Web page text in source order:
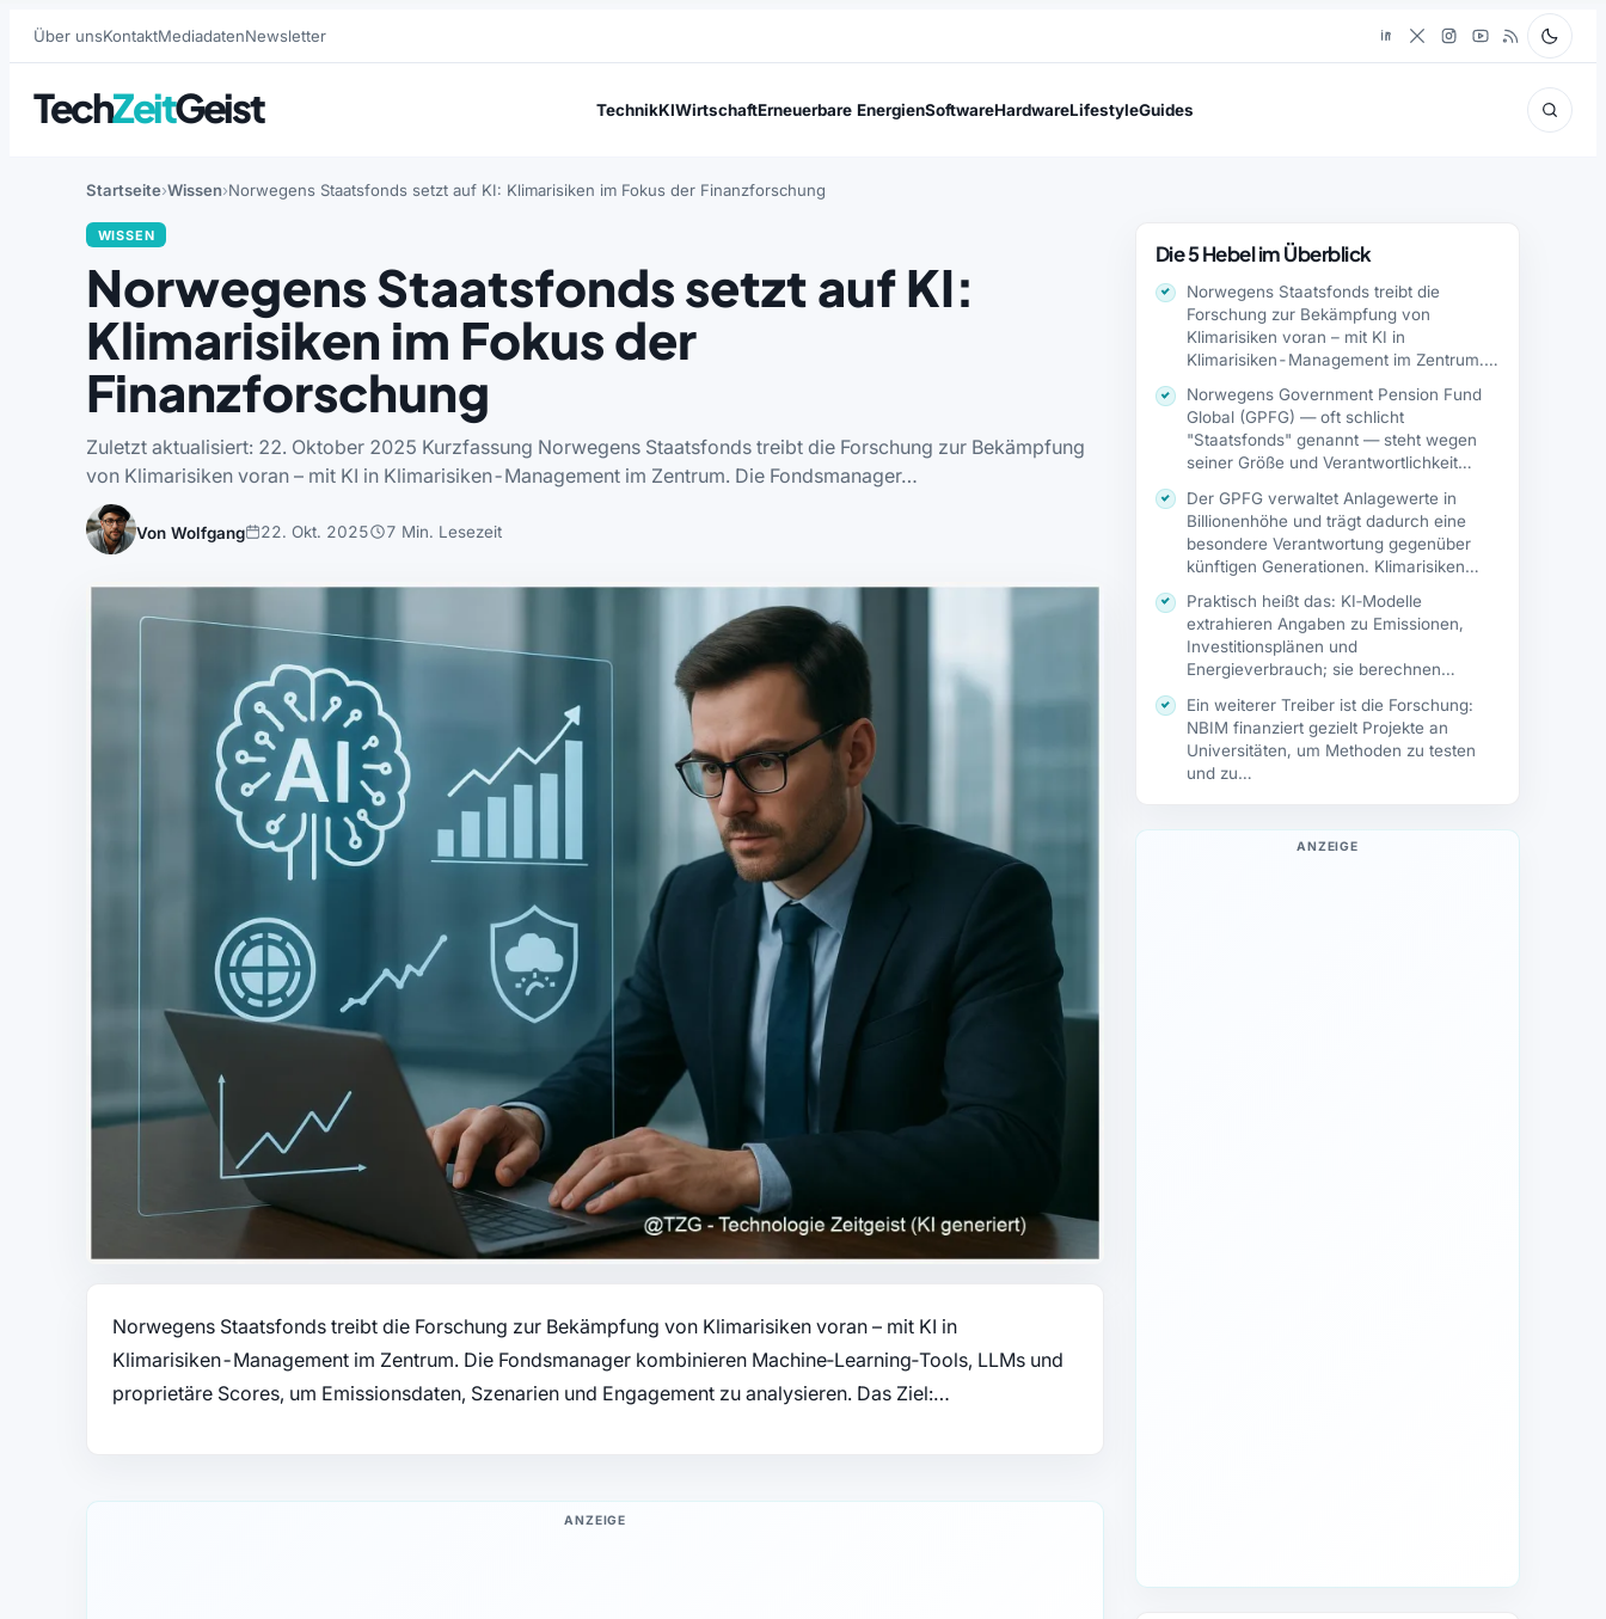
Über unsKontaktMediadatenNewsletter
TechZeitGeist TechnikKIWirtschaftErneuerbare EnergienSoftwareHardwareLifestyleGuides
Startseite Wissen Norwegens Staatsfonds setzt auf KI: Klimarisiken im Fokus der Finanzforschung
WISSEN
Norwegens Staatsfonds setzt auf KI:
Klimarisiken im Fokus der
Finanzforschung
Zuletzt aktualisiert: 22. Oktober 2025 Kurzfassung Norwegens Staatsfonds treibt die Forschung zur Bekämpfung
von Klimarisiken voran – mit KI in Klimarisiken-Management im Zentrum. Die Fondsmanager…
Von Wolfgang 22. Okt. 2025 7 Min. Lesezeit
Norwegens Staatsfonds treibt die Forschung zur Bekämpfung von Klimarisiken voran – mit KI in
Klimarisiken-Management im Zentrum. Die Fondsmanager kombinieren Machine‑Learning‑Tools, LLMs und
proprietäre Scores, um Emissionsdaten, Szenarien und Engagement zu analysieren. Das Ziel:…
ANZEIGE
Die 5 Hebel im Überblick
Norwegens Staatsfonds treibt die
Forschung zur Bekämpfung von
Klimarisiken voran – mit KI in
Klimarisiken-Management im Zentrum.
Norwegens Government Pension Fund
Global (GPFG) — oft schlicht
"Staatsfonds" genannt — steht wegen
seiner Größe und Verantwortlichkeit…
Der GPFG verwaltet Anlagewerte in
Billionenhöhe und trägt dadurch eine
besondere Verantwortung gegenüber
künftigen Generationen. Klimarisiken
Praktisch heißt das: KI‑Modelle
extrahieren Angaben zu Emissionen,
Investitionsplänen und
Energieverbrauch; sie berechnen
Management‑Teams helfen,…
Ein weiterer Treiber ist die Forschung:
NBIM finanziert gezielt Projekte an
Universitäten, um Methoden zu testen
und zu…
ANZEIGE